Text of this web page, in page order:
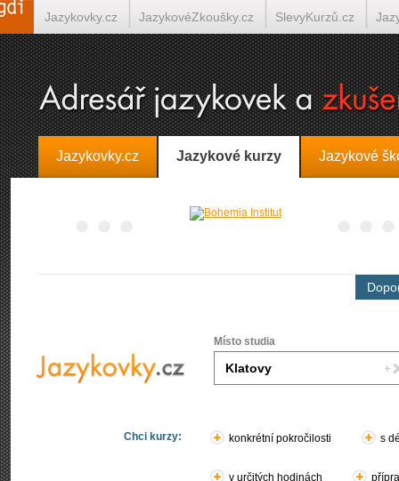
Jazykovky.cz Jazykové kurzy Jazykové
Místo studia
Chci kurzy: konkrétní pokročilosti s
v určitých hodinách
Jazykovky.cz JazykovéZkoušky.cz SlevyKurzů.cz
Španělština on-line Italština on-line Tlumočení-